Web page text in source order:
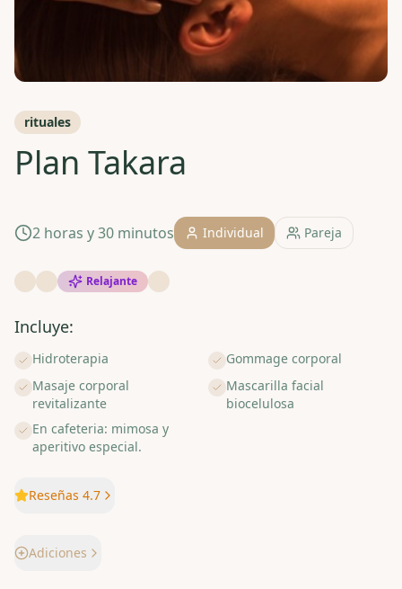
rituales
Plan Takara
2 horas y 30 minutos Individual Pareja
Relajante
Incluye:
Hidroterapia
Gommage corporal
Masaje corporal
revitalizante
Mascarilla facial
biocelulosa
En cafeteria: mimosa y
aperitivo especial.
Reseñas 4.7
Adiciones